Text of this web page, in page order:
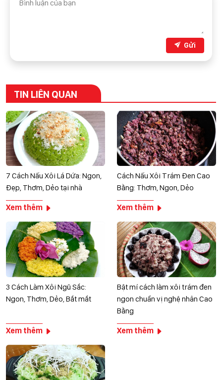
Gửi
TIN LIÊN QUAN
7 Cách Nấu Xôi Lá Dứa: Ngon,
Đẹp, Thơm, Dẻo tại nhà
Xem thêm
Cách Nấu Xôi Trám Đen Cao
Bằng: Thơm, Ngon, Dẻo
Xem thêm
3 Cách Làm Xôi Ngũ Sắc:
Ngon, Thơm, Dẻo, Bắt mắt
Xem thêm
Bật mí cách làm xôi trám đen
ngon chuẩn vị nghệ nhân Cao
Bằng
Xem thêm